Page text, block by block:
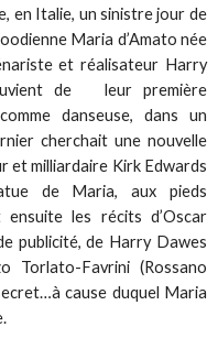
en Italie, un sinistre jour de
Maria d’Amato née
et réalisateur Harry
de leur première
danseuse, dans un
cherchait une nouvelle
et milliardaire Kirk Edwards
de Maria, aux pieds
ensuite les récits d’Oscar
publicité, de Harry Dawes
Torlato-Favrini (Rossano
cause duquel Maria